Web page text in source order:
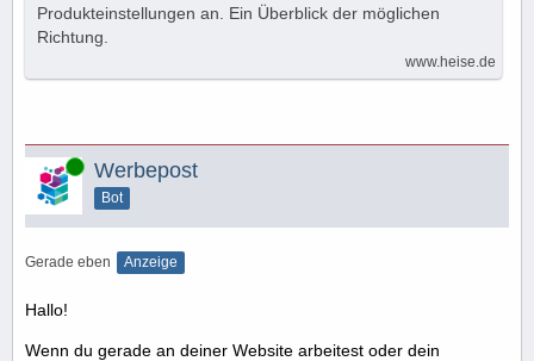
Produkteinstellungen an. Ein Überblick der möglichen
Richtung.
www.heise.de
Online Werbepost
Bot
Gerade eben Anzeige
Hallo!
Wenn du gerade an deiner Website arbeitest oder dein